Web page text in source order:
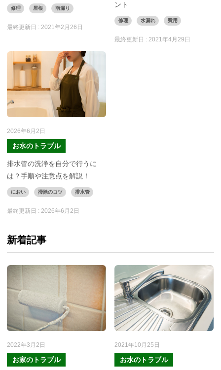
修理 屋根 雨漏り
最終更新日 : 2021年2月26日
ント
修理 水漏れ 費用
最終更新日 :2021年4月29日
2026年6月2日
お水のトラブル
排水管の洗浄を自分で行うに
は？手順や注意点を解説！
におい 掃除のコツ 排水管
最終更新日 : 2026年6月2日
新着記事
2022年3月2日
お家のトラブル
2021年10月25日
お水のトラブル